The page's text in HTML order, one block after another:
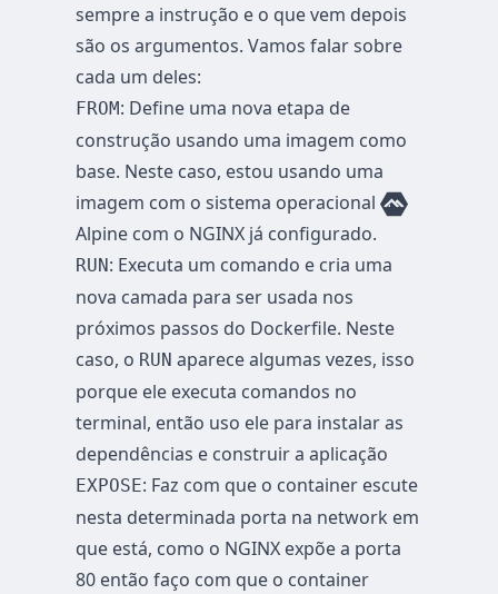
sempre a instrução e o que vem depois
são os argumentos. Vamos falar sobre
cada um deles:
FROM: Define uma nova etapa de
construção usando uma imagem como
base. Neste caso, estou usando uma
imagem com o sistema operacional
Alpine com o NGINX já configurado.
RUN: Executa um comando e cria uma
nova camada para ser usada nos
próximos passos do Dockerfile. Neste
caso, o RUN aparece algumas vezes, isso
porque ele executa comandos no
terminal, então uso ele para instalar as
dependências e construir a aplicação
EXPOSE: Faz com que o container escute
nesta determinada porta na network em
que está, como o NGINX expõe a porta
80 então faço com que o container